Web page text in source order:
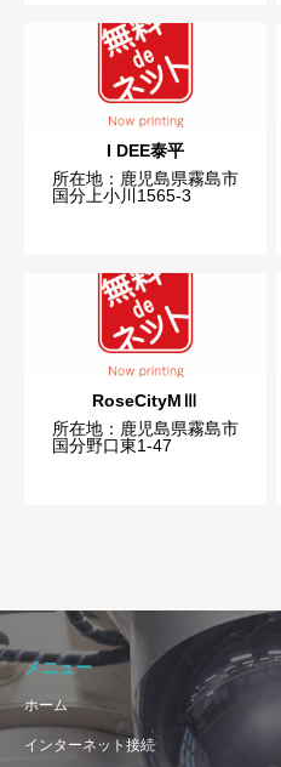
I DEE泰平
所在地：鹿児島県霧島市
国分上小川1565-3
RoseCityMⅢ
所在地：鹿児島県霧島市
国分野口東1-47
メニュー
ホーム
インターネット接続